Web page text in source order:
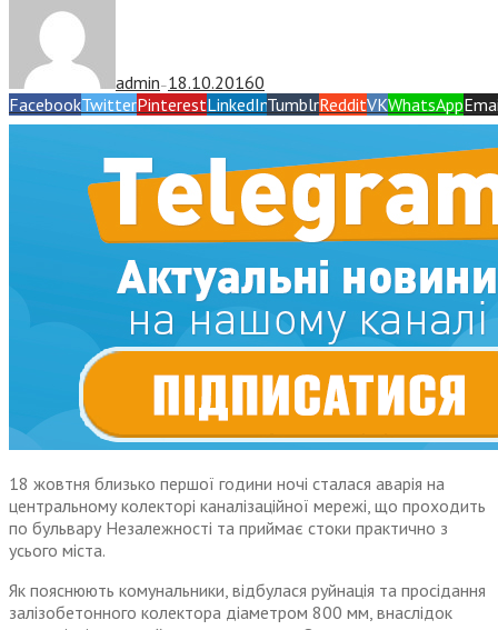
admin — 18.10.20160
FacebookTwitterPinterestLinkedInTumblrRedditVKWhatsApp
18 жовтня близько першої години ночі сталася аварія на
центральному колекторі каналізаційної мережі, що проходить
по бульвару Незалежності та приймає стоки практично з
усього міста.
Як пояснюють комунальники, відбулася руйнація та просідання
залізобетонного колектора діаметром 800 мм, внаслідок